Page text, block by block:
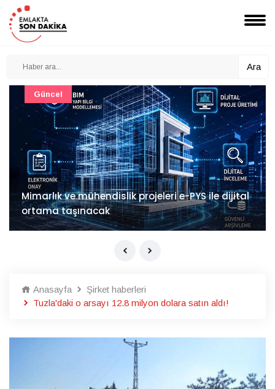
Ara
Mimarlık ve mühendislik projeleri e-PYS ile dijital
ortama taşınacak
Güncel
Anasayfa
Şirket haberleri
Tuzla'daki o arsayı 12.8 milyon dolara satın aldı!